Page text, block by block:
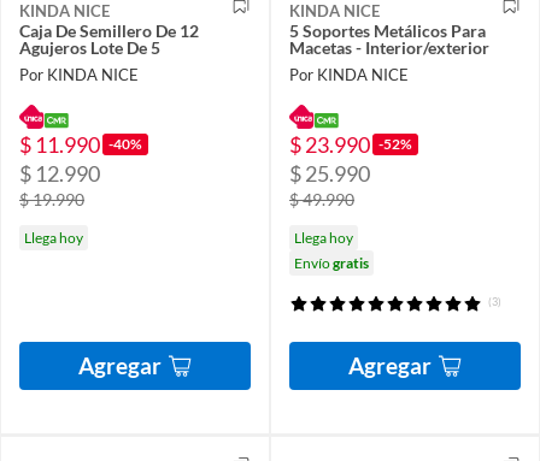
KINDA NICE
Caja De Semillero De 12
Agujeros Lote De 5
Por KINDA NICE
$ 11.990 -40%
$ 12.990
$ 19.990
Llega hoy
Agregar
KINDA NICE
5 Soportes Metálicos Para
Macetas - Interior/exterior
Por KINDA NICE
$ 23.990 -52%
$ 25.990
$ 49.990
Llega hoy
Envíogratis
(3)
Agregar